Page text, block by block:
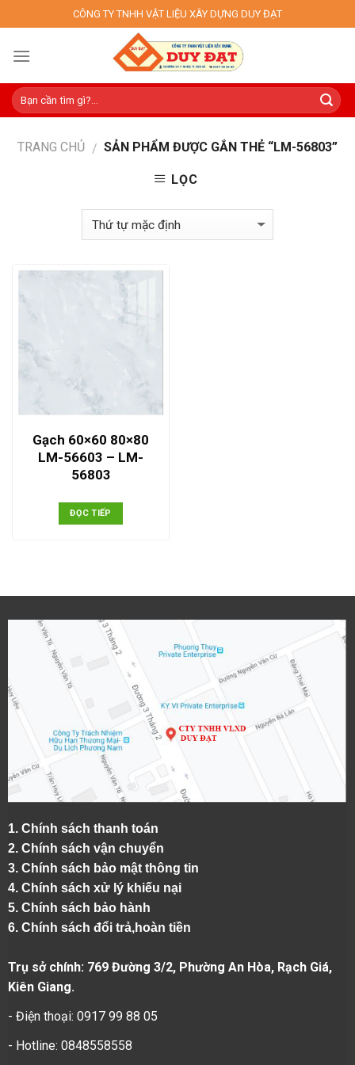
to
content
CÔNG TY TNHH VẬT LIỆU XÂY DỰNG DUY ĐẠT
TRANG CHỦ / SẢN PHẨM ĐƯỢC GẮN THẺ “LM-56803”
LỌC
Gạch 60×60 80×80
LM-56603 – LM-
56803
ĐỌC TIẾP
1. Chính sách thanh toán
2. Chính sách vận chuyển
3. Chính sách bảo mật thông tin
4. Chính sách xử lý khiếu nại
5. Chính sách bảo hành
6. Chính sách đổi trả,hoàn tiền
Trụ sở chính: 769 Đường 3/2, Phường An Hòa, Rạch Giá,
Kiên Giang.
- Điện thoại: 0917 99 88 05
- Hotline: 0848558558